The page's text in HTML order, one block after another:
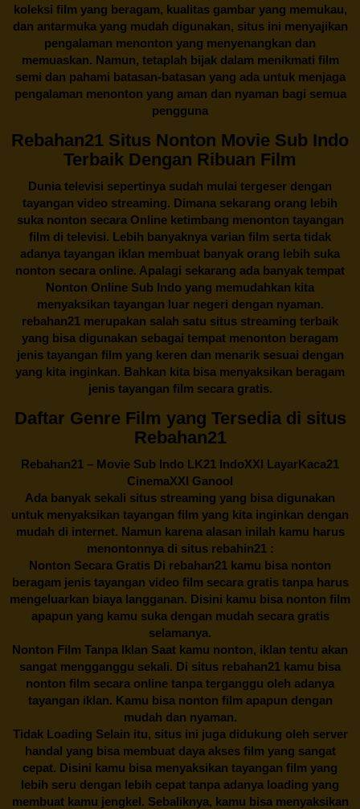
koleksi film yang beragam, kualitas gambar yang memukau,
dan antarmuka yang mudah digunakan, situs ini menyajikan
pengalaman menonton yang menyenangkan dan
memuaskan. Namun, tetaplah bijak dalam menikmati film
semi dan pahami batasan-batasan yang ada untuk menjaga
pengalaman menonton yang aman dan nyaman bagi semua
pengguna
Rebahan21 Situs Nonton Movie Sub Indo
Terbaik Dengan Ribuan Film
Dunia televisi sepertinya sudah mulai tergeser dengan
tayangan video streaming. Dimana sekarang orang lebih
suka nonton secara Online ketimbang menonton tayangan
film di televisi. Lebih banyaknya varian film serta tidak
adanya tayangan iklan membuat banyak orang lebih suka
nonton secara online. Apalagi sekarang ada banyak tempat
Nonton Online Sub Indo yang memudahkan kita
menyaksikan tayangan luar negeri dengan nyaman.
rebahan21 merupakan salah satu situs streaming terbaik
yang bisa digunakan sebagai tempat menonton beragam
jenis tayangan film yang keren dan menarik sesuai dengan
yang kita inginkan. Bahkan kita bisa menyaksikan beragam
jenis tayangan film secara gratis.
Daftar Genre Film yang Tersedia di situs
Rebahan21
Rebahan21 – Movie Sub Indo LK21 IndoXXI LayarKaca21
CinemaXXI Ganool
Ada banyak sekali situs streaming yang bisa digunakan
untuk menyaksikan tayangan film yang kita inginkan dengan
mudah di internet. Namun karena alasan inilah kamu harus
menontonnya di situs rebahin21 :
Nonton Secara Gratis Di rebahan21 kamu bisa nonton
beragam jenis tayangan video film secara gratis tanpa harus
mengeluarkan biaya langganan. Disini kamu bisa nonton film
apapun yang kamu suka dengan mudah secara gratis
selamanya.
Nonton Film Tanpa Iklan Saat kamu nonton, iklan tentu akan
sangat mengganggu sekali. Di situs rebahan21 kamu bisa
nonton film secara online tanpa terganggu oleh adanya
tayangan iklan. Kamu bisa nonton film apapun dengan
mudah dan nyaman.
Tidak Loading Selain itu, situs ini juga didukung oleh server
handal yang bisa membuat daya akses film yang sangat
cepat. Disini kamu bisa menyaksikan tayangan film yang
lebih seru dengan lebih cepat tanpa adanya loading yang
membuat kamu jengkel. Sebaliknya, kamu bisa menyaksikan